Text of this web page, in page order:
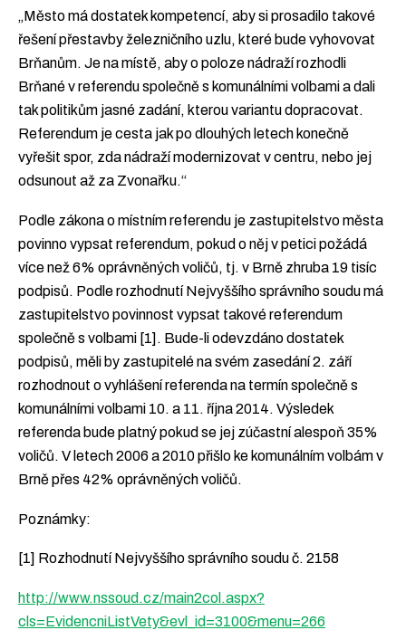
„Město má dostatek kompetencí, aby si prosadilo takové
řešení přestavby železničního uzlu, které bude vyhovovat
Brňanům. Je na místě, aby o poloze nádraží rozhodli
Brňané v referendu společně s komunálními volbami a dali
tak politikům jasné zadání, kterou variantu dopracovat.
Referendum je cesta jak po dlouhých letech konečně
vyřešit spor, zda nádraží modernizovat v centru, nebo jej
odsunout až za Zvonařku.“
Podle zákona o místním referendu je zastupitelstvo města
povinno vypsat referendum, pokud o něj v petici požádá
více než 6% oprávněných voličů, tj. v Brně zhruba 19 tisíc
podpisů. Podle rozhodnutí Nejvyššího správního soudu má
zastupitelstvo povinnost vypsat takové referendum
společně s volbami [1]. Bude-li odevzdáno dostatek
podpisů, měli by zastupitelé na svém zasedání 2. září
rozhodnout o vyhlášení referenda na termín společně s
komunálními volbami 10. a 11. října 2014. Výsledek
referenda bude platný pokud se jej zúčastní alespoň 35%
voličů. V letech 2006 a 2010 přišlo ke komunálním volbám v
Brně přes 42% oprávněných voličů.
Poznámky:
[1] Rozhodnutí Nejvyššího správního soudu č. 2158
http://www.nssoud.cz/main2col.aspx?
cls=EvidencniListVety&evl_id=3100&menu=266